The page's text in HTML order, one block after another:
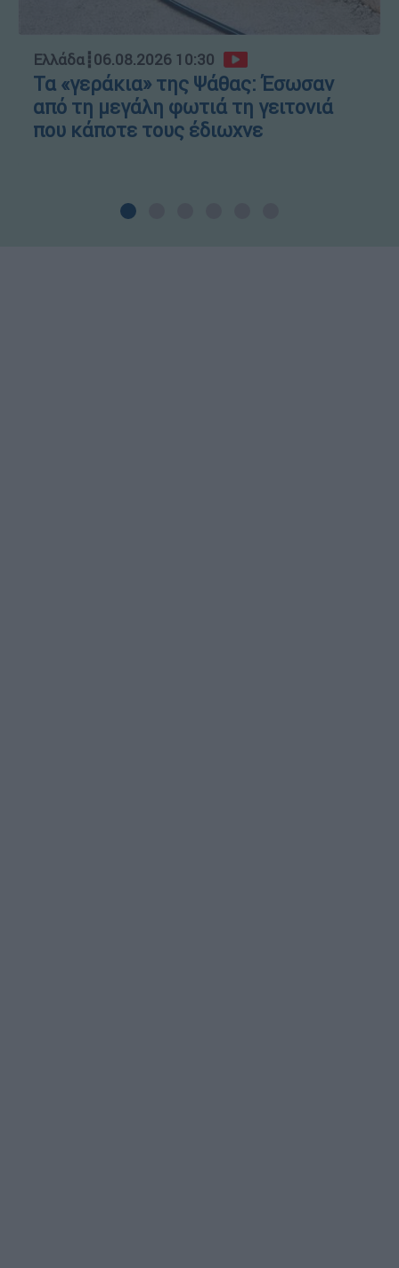
Ελλάδα┋06.08.2026 10:30
Τα «γεράκια» της Ψάθας: Έσωσαν
από τη μεγάλη φωτιά τη γειτονιά
που κάποτε τους έδιωχνε